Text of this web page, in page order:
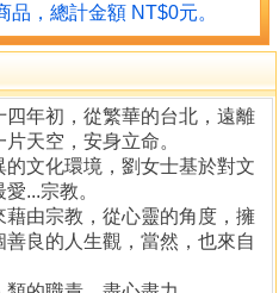
品，總計金額 NT$0元。
年初，從繁華的台北，遠離
天空，安身立命。
文化環境，劉女士基於對文
...宗教。
由宗教，從心靈的角度，擁
良的人生觀，當然，也來自